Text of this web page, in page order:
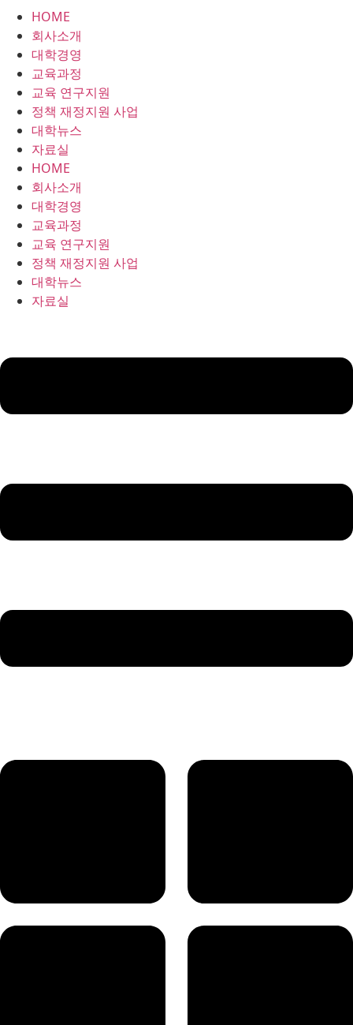
HOME
회사소개
대학경영
교육과정
교육 연구지원
정책 재정지원 사업
대학뉴스
자료실
HOME
회사소개
대학경영
교육과정
교육 연구지원
정책 재정지원 사업
대학뉴스
자료실